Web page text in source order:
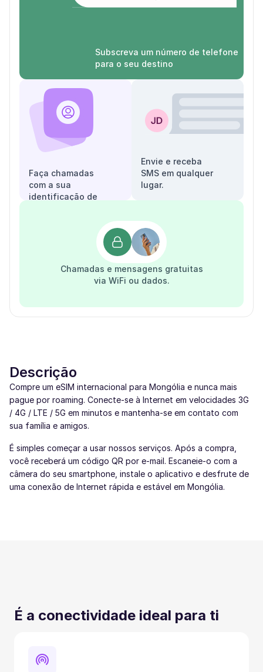
Subscreva um número de telefone
para o seu destino
Faça chamadas
com a sua
identificação de
Envie e receba
SMS em qualquer
lugar.
Chamadas e mensagens gratuitas
via WiFi ou dados.
Descrição
Compre um eSIM internacional para Mongólia e nunca mais
pague por roaming. Conecte-se à Internet em velocidades 3G
/ 4G / LTE / 5G em minutos e mantenha-se em contato com
sua família e amigos.
É simples começar a usar nossos serviços. Após a compra,
você receberá um código QR por e-mail. Escaneie-o com a
câmera do seu smartphone, instale o aplicativo e desfrute de
uma conexão de Internet rápida e estável em Mongólia.
É a conectividade ideal para ti